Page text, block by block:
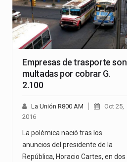
Empresas de trasporte son
multadas por cobrar G.
2.100
La Unión R800 AM
Oct 25,
2016
La polémica nació tras los
anuncios del presidente de la
República, Horacio Cartes, en dos